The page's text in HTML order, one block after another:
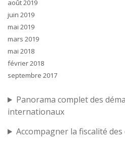
août 2019
juin 2019
mai 2019
mars 2019
mai 2018
février 2018
septembre 2017
Panorama complet des
internationaux
Accompagner la fiscalité